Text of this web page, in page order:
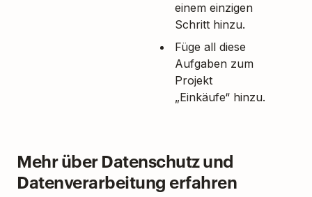
einem einzigen
Schritt hinzu.
Füge all diese
Aufgaben zum
Projekt
„Einkäufe“ hinzu.
Mehr über Datenschutz und
Datenverarbeitung erfahren